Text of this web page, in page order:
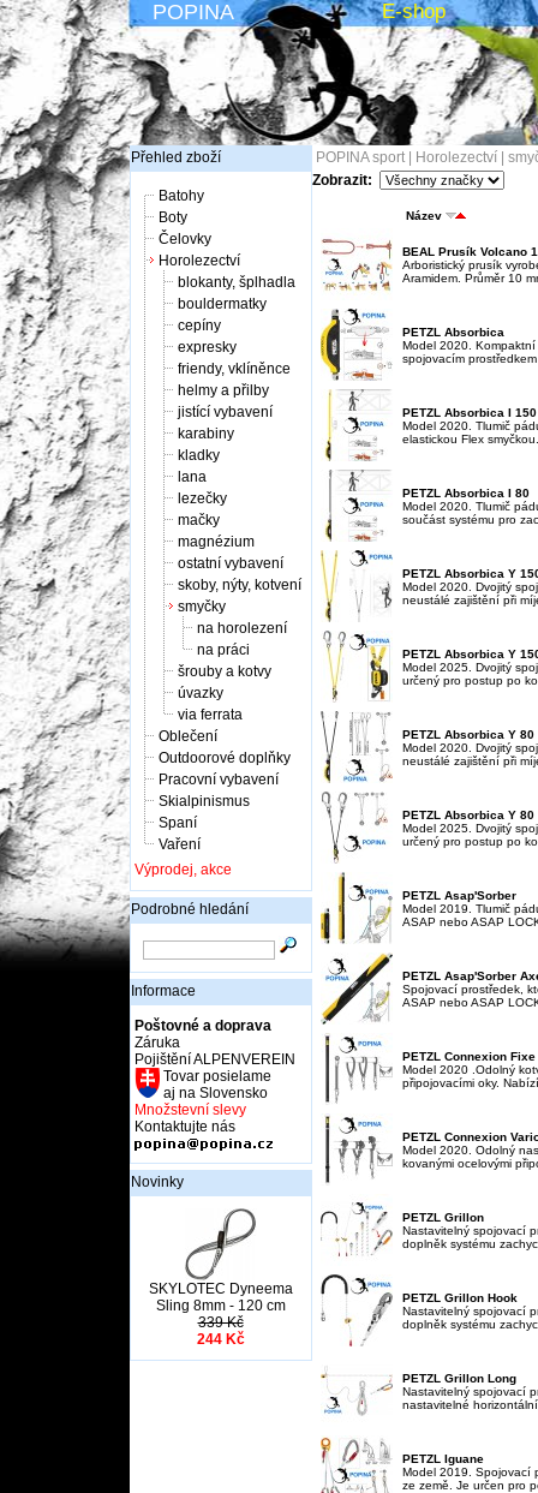
POPINA E-shop
Přehled zboží
Batohy
Boty
Čelovky
Horolezectví
blokanty, šplhadla
bouldermatky
cepíny
expresky
friendy, vklíněnce
helmy a přilby
jistící vybavení
karabiny
kladky
lana
lezečky
mačky
magnézium
ostatní vybavení
skoby, nýty, kotvení
smyčky
na horolezení
na práci
šrouby a kotvy
úvazky
via ferrata
Oblečení
Outdoorové doplňky
Pracovní vybavení
Skialpinismus
Spaní
Vaření
Výprodej, akce
Podrobné hledání
Informace
Poštovné a doprava
Záruka
Pojištění ALPENVEREIN
Tovar posielame
aj na Slovensko
Množstevní slevy
Kontaktujte nás
Novinky
SKYLOTEC Dyneema
Sling 8mm - 120 cm
339 Kč
244 Kč
POPINA sport| Horolezectví
Zobrazit:
Název
BEAL Prusík Volcano
Arboristický prusík
Aramidem. Průměr 10
PETZL Absorbica
Model 2020.
spojovacím
PETZL Absorbica I 150
Model 2020. Tlumič
elastickou Flex
PETZL Absorbica I 80
Model 2020. Tlumič
součást systému pro
PETZL Absorbica Y
Model 2020. Dvojitý
neustálé zajištění při
PETZL Absorbica Y
Model 2025. Dvojitý
určený pro postup po
PETZL Absorbica Y 80
Model 2020. Dvojitý
neustálé zajištění při
PETZL Absorbica Y 80
Model 2025. Dvojitý
určený pro postup po
PETZL Asap'Sorber
Model 2019. Tlumič
ASAP nebo ASAP
PETZL Asap'Sorber
Spojovací prostředek,
ASAP nebo ASAP
PETZL Connexion Fixe
Model 2020 .Odolný
připojovacími oky.
PETZL Connexion
Model 2020. Odolný
kovanými ocelovými
PETZL Grillon
Nastavitelný spojovací
doplněk systému
PETZL Grillon Hook
Nastavitelný spojovací
doplněk systému
PETZL Grillon Long
Nastavitelný spojovací
nastavitelné
PETZL Iguane
Model 2019. Spojovací
ze země. Je určen pro